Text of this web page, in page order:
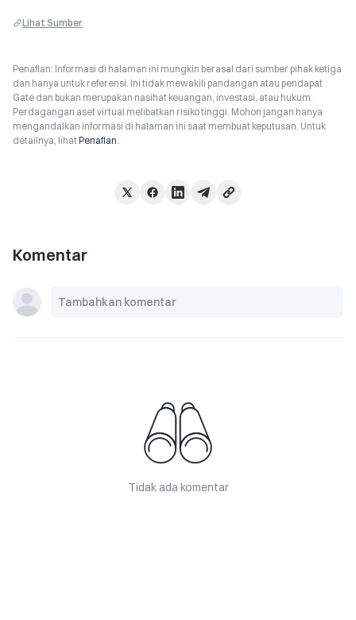
Lihat Sumber
Penafian: Informasi di halaman ini mungkin berasal dari sumber pihak ketiga
dan hanya untuk referensi. Ini tidak mewakili pandangan atau pendapat
Gate dan bukan merupakan nasihat keuangan, investasi, atau hukum.
Perdagangan aset virtual melibatkan risiko tinggi. Mohon jangan hanya
mengandalkan informasi di halaman ini saat membuat keputusan. Untuk
detailnya, lihatPenafian.
Komentar
Tidak ada komentar